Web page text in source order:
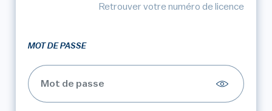
Retrouver votre numéro de licence
MOT DE PASSE